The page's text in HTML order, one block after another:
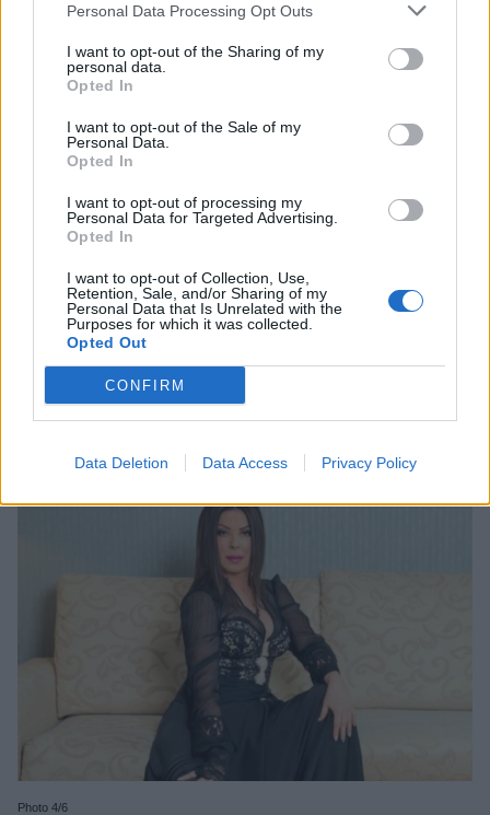
Personal Data Processing Opt Outs
I want to opt-out of the Sharing of my
personal data.
Opted In
I want to opt-out of the Sale of my
Personal Data.
Opted In
I want to opt-out of processing my
Personal Data for Targeted Advertising.
Opted In
I want to opt-out of Collection, Use,
Retention, Sale, and/or Sharing of my
Personal Data that Is Unrelated with the
Purposes for which it was collected.
Opted Out
CONFIRM
Data Deletion Data Access Privacy Policy
Το μουσικό show του Open beyond, θα παρουσιάζει ο
Νίκος Κοκλώνης κι η Βίκυ Κάβουρα
Photo 4/6